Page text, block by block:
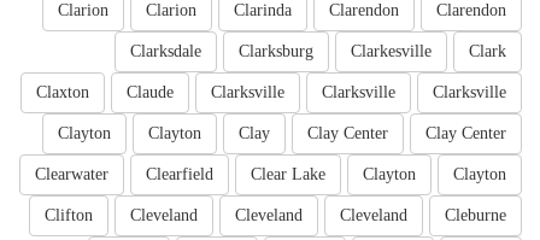
Clarendon
Clarendon
Clarinda
Clarion
Clarion
Clark
Clarkesville
Clarksburg
Clarksdale
Clarksville
Clarksville
Clarksville
Claude
Claxton
Clay Center
Clay Center
Clay
Clayton
Clayton
Clayton
Clayton
Clear Lake
Clearfield
Clearwater
Cleburne
Cleveland
Cleveland
Cleveland
Clifton